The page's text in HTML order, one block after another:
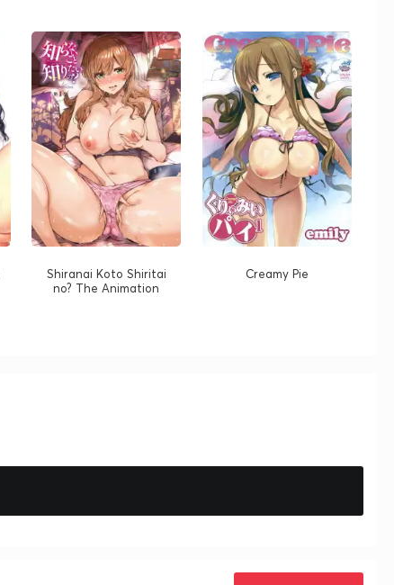
Shiranai Koto Shiritai
no? The Animation
Creamy Pie